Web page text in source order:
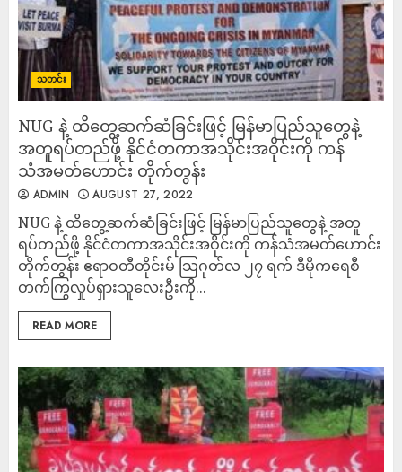
သတင်း
NUG နဲ့ ထိတွေ့ဆက်ဆံခြင်းဖြင့် မြန်မာပြည်သူတွေနဲ့
အတူရပ်တည်ဖို့ နိုင်ငံတကာအသိုင်းအဝိုင်းကို ကန်
သံအမတ်ဟောင်း တိုက်တွန်း
ADMIN AUGUST 27, 2022
NUG နဲ့ ထိတွေ့ဆက်ဆံခြင်းဖြင့် မြန်မာပြည်သူတွေနဲ့ အတူ
ရပ်တည်ဖို့ နိုင်ငံတကာအသိုင်းအဝိုင်းကို ကန်သံအမတ်ဟောင်း
တိုက်တွန်း ဧရာဝတီတိုင်းမ် သြဂုတ်လ ၂၇ ရက် ဒီမိုကရေစီ
တက်ကြွလှုပ်ရှားသူလေးဦးကို...
READ MORE